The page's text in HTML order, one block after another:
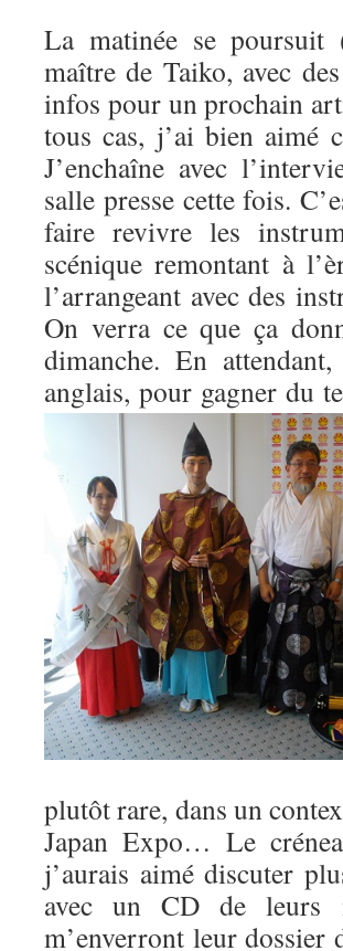
La matinée se
maître de Taiko, avec
infos pour un prochain
tous cas, j’ai bien aimé
J’enchaîne avec
salle presse cette fois.
faire revivre les
scénique remontant à
l’arrangeant avec des
On verra ce que ça
dimanche. En
anglais, pour gagner du
plutôt rare, dans un
Japan Expo… Le
j’aurais aimé discuter
avec un CD de leurs
m’enverront leur dossier